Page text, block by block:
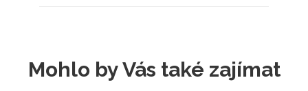
Mohlo by Vás také zajímat